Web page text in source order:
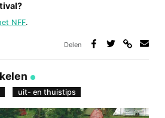
NFF.
Delen
uit- en thuistips